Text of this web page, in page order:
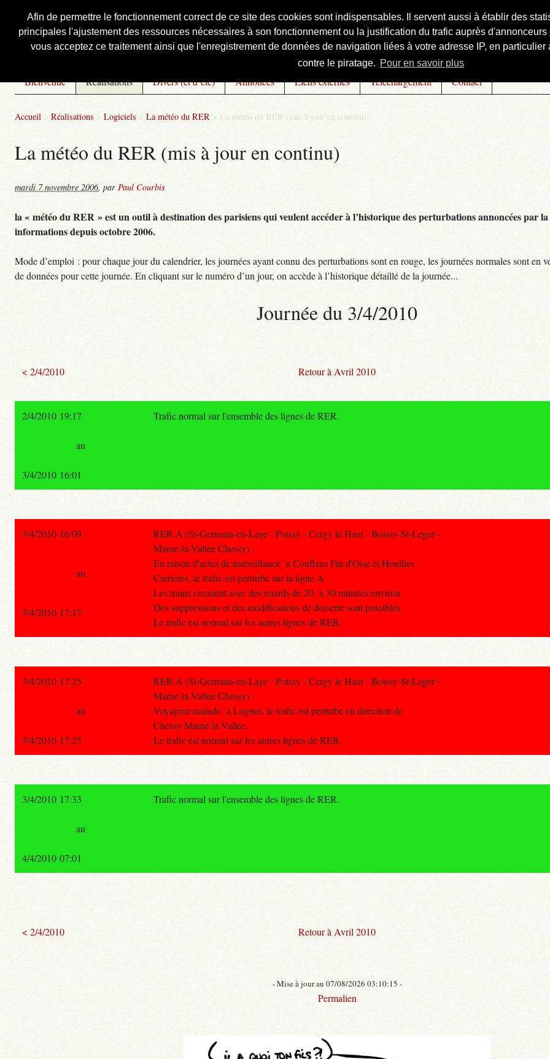
Afin de permettre le fonctionnement correct de ce site des cookies sont indispensables. Il servent aussi à établir des
principales l'ajustement des ressources nécessaires à son fonctionnement ou la justification du trafic auprès
vous acceptez ce traitement ainsi que l'enregistrement de données de navigation liées à votre adresse IP, en
contre le piratage. Pour en savoir plus
Courbis, « LE » Blog Officiel
Bienvenue Réalisations Divers (et d’été) Annonces Liens externes Téléchargement Contact
Accueil > Réalisations > Logiciels > La météo du RER > La météo du RER (mis à jour en continu)
La météo du RER (mis à jour en continu)
mardi 7 novembre 2006, par Paul Courbis
la « météo du RER » est un outil à destination des parisiens qui veulent accéder à l’historique des perturbations annoncées par
informations depuis octobre 2006.
Mode d’emploi : pour chaque jour du calendrier, les journées ayant connu des perturbations sont en rouge, les journées normales sont en
de données pour cette journée. En cliquant sur le numéro d’un jour, on accède à l’historique détaillé de la journée...
Journée du 3/4/2010
< 2/4/2010 Retour à Avril 2010
2/4/2010 19:17 Trafic normal sur l'ensemble des lignes de RER.
au
3/4/2010 16:01
3/4/2010 16:09
RER A (St-Germain-en-Laye - Poissy - Cergy le Haut - Boissy-St-Leger -
Marne-la-Vallee Chessy) :
En raison d'actes de malveillance `a Conflans Fin d'Oise et Houilles
Carrieres, le trafic est perturbe sur la ligne A.
Les trains circulent avec des retards de 20 `a 30 minutes environ.
Des suppressions et des modifications de desserte sont possibles.
Le trafic est normal sur les autres lignes de RER.
au
3/4/2010 17:17
3/4/2010 17:25
RER A (St-Germain-en-Laye - Poissy - Cergy le Haut - Boissy-St-Leger -
Marne-la-Vallee Chessy) :
Voyageur malade `a Lognes, le trafic est perturbe en direction de
Chessy Marne la Vallee.
Le trafic est normal sur les autres lignes de RER.
au
3/4/2010 17:25
3/4/2010 17:33 Trafic normal sur l'ensemble des lignes de RER.
au
4/4/2010 07:01
< 2/4/2010 Retour à Avril 2010
- Mise à jour au 07/08/2026 03:10:15 -
Permalien